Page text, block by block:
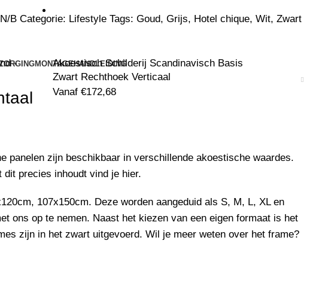
N/B Categorie: Lifestyle Tags: Goud, Grijs, Hotel chique, Wit, Zwart
MONTAGEHANDLEIDING
panelen zijn beschikbaar in verschillende akoestische waardes.
dit precies inhoudt vind je hier.
107x150cm. Deze worden aangeduid als S, M, L, XL en
ons op te nemen. Naast het kiezen van een eigen formaat is het
zijn in het zwart uitgevoerd. Wil je meer weten over het frame?
-
Akoestisch Schilderij Scandinavisch Basis
Zwart Rechthoek Verticaal
Vanaf €172,68